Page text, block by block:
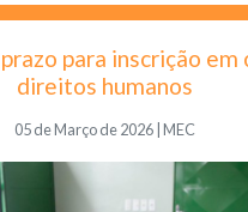
para inscrição em
direitos humanos
05 de Março de 2026 | MEC